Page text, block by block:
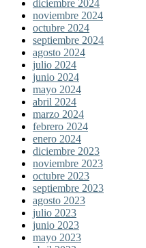
diciembre 2024
noviembre 2024
octubre 2024
septiembre 2024
agosto 2024
julio 2024
junio 2024
mayo 2024
abril 2024
marzo 2024
febrero 2024
enero 2024
diciembre 2023
noviembre 2023
octubre 2023
septiembre 2023
agosto 2023
julio 2023
junio 2023
mayo 2023